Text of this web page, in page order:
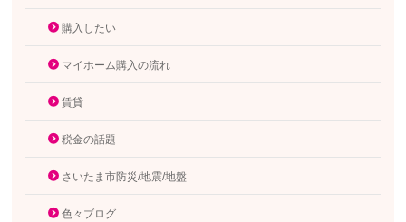
購入したい
マイホーム購入の流れ
賃貸
税金の話題
さいたま市防災/地震/地盤
色々ブログ